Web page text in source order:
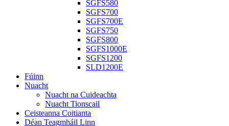
SGFS580
SGFS700
SGFS700E
SGFS750
SGFS800
SGFS1000E
SGFS1200
SLD1200E
Fúinn
Nuacht
Nuacht na Cuideachta
Nuacht Tionscail
Ceisteanna Coitianta
Déan Teagmháil Linn